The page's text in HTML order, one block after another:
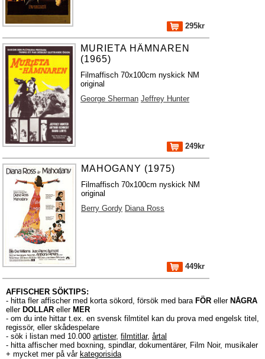
295kr
MURIETA HÄMNAREN
(1965)
Filmaffisch 70x100cm nyskick NM
original
George Sherman Jeffrey Hunter
249kr
MAHOGANY (1975)
Filmaffisch 70x100cm nyskick NM
original
Berry Gordy Diana Ross
449kr
AFFISCHER SÖKTIPS:
- hitta fler affischer med korta sökord, försök med bara FÖR eller NÅGRA
eller DOLLAR eller MER
- om du inte hittar t.ex. en svensk filmtitel kan du prova med engelsk titel,
regissör, eller skådespelare
- sök i listan med 10.000 artister, filmtitlar, årtal
- hitta affischer med boxning, spindlar, dokumentärer, Film Noir, musikaler
+ mycket mer på vår kategorisida